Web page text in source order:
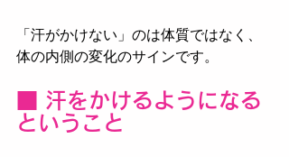
「汗がかけない」のは体質ではなく、
体の内側の変化のサインです。
■ 汗をかけるようになる
ということ